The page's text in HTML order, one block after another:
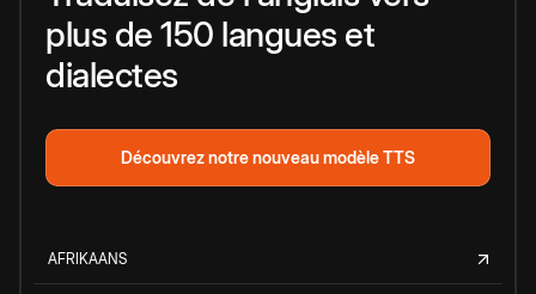
plus de 150 langues et
dialectes
Découvrez notre nouveau modèle TTS
AFRIKAANS